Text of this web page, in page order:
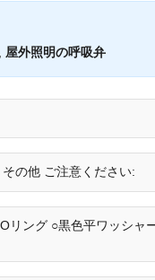
屋外照明の呼吸弁
の他 ご注意ください:
リング ○黒色平ワッシャ